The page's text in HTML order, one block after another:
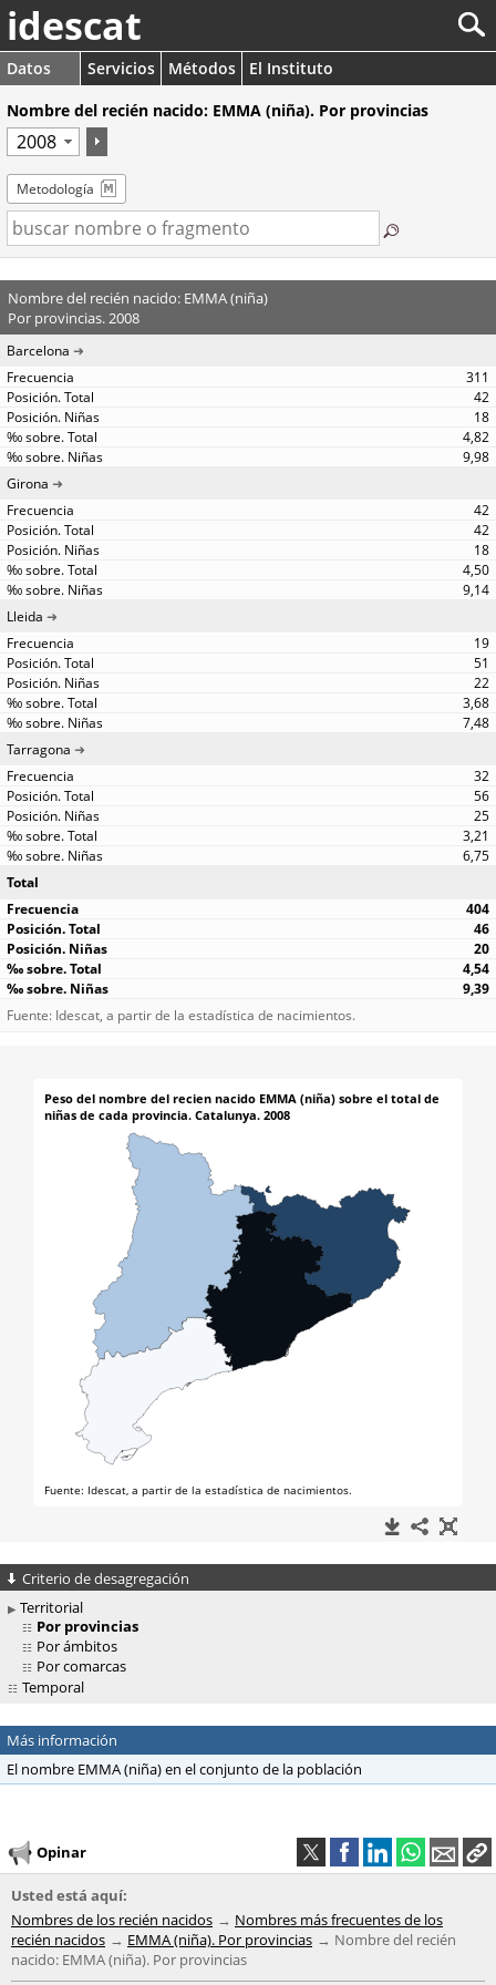
idescat
Datos Servicios Métodos
El Instituto
Nombre del recién nacido: EMMA (niña). Por provincias
Metodología
Nombre del recién nacido: EMMA (niña)
Por provincias. 2008
Barcelona
311
42
18
4,82
9,98
Girona
42
42
18
4,50
9,14
Lleida
19
51
22
3,68
7,48
Tarragona
32
56
25
3,21
6,75
Total
404
46
20
4,54
9,39
Fuente: Idescat, a partir de la estadística de nacimientos.
Criterio de desagregación
Territorial
Por provincias
Por ámbitos
Por comarcas
Temporal
Más información
El nombre EMMA (niña) en el conjunto de la población
Opinar
Usted está aquí:
Nombres de los recién nacidos
Nombres más frecuentes de los
recién nacidos
EMMA (niña). Por provincias
Nombre del recién
nacido: EMMA (niña). Por provincias